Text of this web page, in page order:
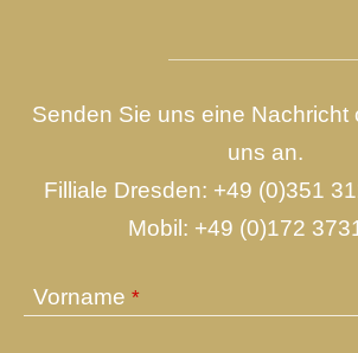
Senden Sie uns eine Nachricht
uns an.
Filliale Dresden: +49 (0)351
Mobil: +49 (0)172
Vorname *